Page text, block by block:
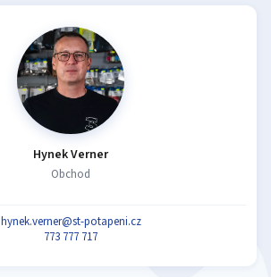
Hynek Verner
Obchod
hynek.verner@st-potapeni.cz
773 777 717